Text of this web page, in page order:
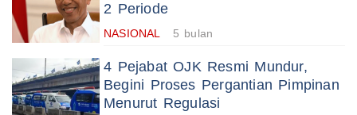
2 Periode
NASIONAL 5 bulan
4 Pejabat OJK Resmi Mundur,
Begini Proses Pergantian Pimpinan
Menurut Regulasi